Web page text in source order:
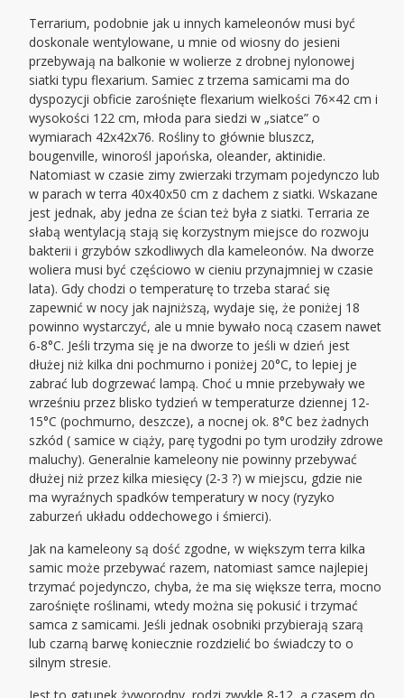
Terrarium, podobnie jak u innych kameleonów musi być
doskonale wentylowane, u mnie od wiosny do jesieni
przebywają na balkonie w wolierze z drobnej nylonowej
siatki typu flexarium. Samiec z trzema samicami ma do
dyspozycji obficie zarośnięte flexarium wielkości 76×42 cm i
wysokości 122 cm, młoda para siedzi w „siatce” o
wymiarach 42x42x76. Rośliny to głównie bluszcz,
bougenville, winorośl japońska, oleander, aktinidie.
Natomiast w czasie zimy zwierzaki trzymam pojedynczo lub
w parach w terra 40x40x50 cm z dachem z siatki. Wskazane
jest jednak, aby jedna ze ścian też była z siatki. Terraria ze
słabą wentylacją stają się korzystnym miejsce do rozwoju
bakterii i grzybów szkodliwych dla kameleonów. Na dworze
woliera musi być częściowo w cieniu przynajmniej w czasie
lata). Gdy chodzi o temperaturę to trzeba starać się
zapewnić w nocy jak najniższą, wydaje się, że poniżej 18
powinno wystarczyć, ale u mnie bywało nocą czasem nawet
6-8°C. Jeśli trzyma się je na dworze to jeśli w dzień jest
dłużej niż kilka dni pochmurno i poniżej 20°C, to lepiej je
zabrać lub dogrzewać lampą. Choć u mnie przebywały we
wrześniu przez blisko tydzień w temperaturze dziennej 12-
15°C (pochmurno, deszcze), a nocnej ok. 8°C bez żadnych
szkód ( samice w ciąży, parę tygodni po tym urodziły zdrowe
maluchy). Generalnie kameleony nie powinny przebywać
dłużej niż przez kilka miesięcy (2-3 ?) w miejscu, gdzie nie
ma wyraźnych spadków temperatury w nocy (ryzyko
zaburzeń układu oddechowego i śmierci).
Jak na kameleony są dość zgodne, w większym terra kilka
samic może przebywać razem, natomiast samce najlepiej
trzymać pojedynczo, chyba, że ma się większe terra, mocno
zarośnięte roślinami, wtedy można się pokusić i trzymać
samca z samicami. Jeśli jednak osobniki przybierają szarą
lub czarną barwę koniecznie rozdzielić bo świadczy to o
silnym stresie.
Jest to gatunek żyworodny, rodzi zwykle 8-12, a czasem do